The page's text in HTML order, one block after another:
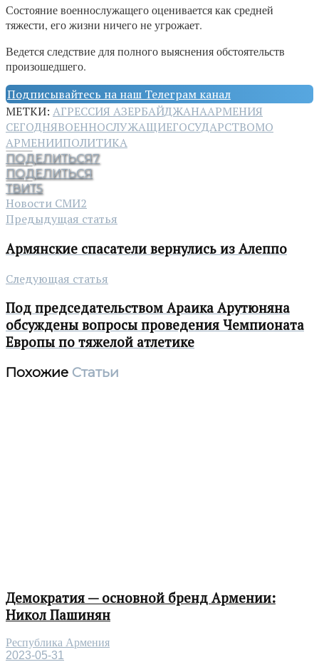
Состояние военнослужащего оценивается как средней
тяжести, его жизни ничего не угрожает.
Ведется следствие для полного выяснения обстоятельств
произошедшего.
Подписывайтесь на наш Телеграм канал
МЕТКИ: АГРЕССИЯ АЗЕРБАЙДЖАНААРМЕНИЯ
СЕГОДНЯВОЕННОСЛУЖАЩИЕГОСУДАРСТВОМО
АРМЕНИИПОЛИТИКА
ПОДЕЛИТЬСЯ7
ПОДЕЛИТЬСЯ
ТВИТ5
Новости СМИ2
Предыдущая статья
Армянские спасатели вернулись из Алеппо
Следующая статья
Под председательством Араика Арутюняна
обсуждены вопросы проведения Чемпионата
Европы по тяжелой атлетике
Похожие Статьи
Демократия — основной бренд Армении:
Никол Пашинян
Республика Армения
2023-05-31